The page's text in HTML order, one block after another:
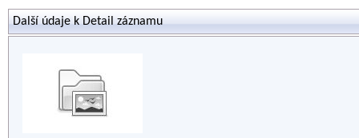
Další údaje k Detail záznamu